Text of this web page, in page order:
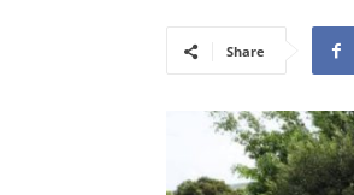
Share